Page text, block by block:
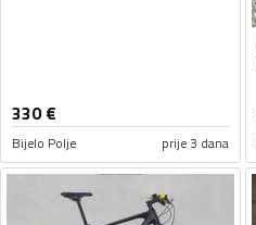
330€
Bijelo Polje prije 3 dana